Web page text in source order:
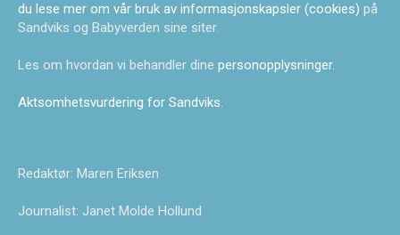
du lese mer om vår bruk av informasjonskapsler (cookies) på
Sandviks og Babyverden sine siter.
Les om hvordan vi behandler dine personopplysninger.
Aktsomhetsvurdering for Sandviks.
Redaktør: Maren Eriksen
Journalist: Janet Molde Hollund